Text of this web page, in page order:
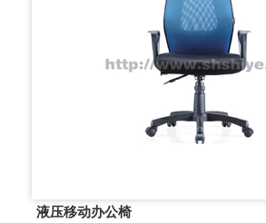
液压移动办公椅